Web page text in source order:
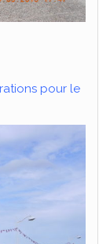
pour le